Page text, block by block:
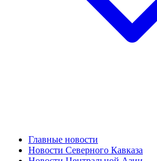
Главные новости
Новости Северного Кавказа